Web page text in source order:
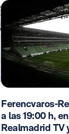
Ferencvaros-
a las 19:00 h,
Realmadrid TV